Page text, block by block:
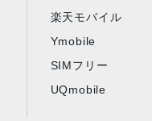
楽天モバイル
Ymobile
SIMフリー
UQmobile